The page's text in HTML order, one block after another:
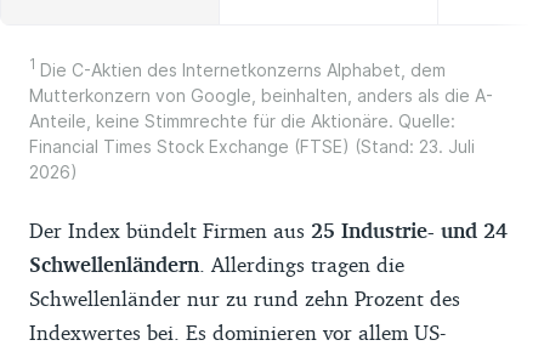
deutschsprachige Anlegerinformationen
online verfügbar sind und (6) die einen von
uns empfohlenen Index abbilden. Wir
berücksichtigen zudem nur Depots, die zu
Wertpapierdepots gehöre.
1 Die C-Aktien des Internetkonzerns Alphabet, dem
Mutterkonzern von Google, beinhalten, anders als die A-
Anteile, keine Stimmrechte für die Aktionäre. Quelle:
Financial Times Stock Exchange (FTSE) (Stand: 23. Juli
2026)
Der Index bündelt Firmen aus 25 Industrie- und 24
Schwellenländern . Allerdings tragen die
Schwellenländer nur zu rund zehn Prozent des
Indexwertes bei. Es dominieren vor allem US-